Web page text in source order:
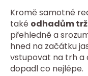
Kromě samotné
také odhadům
přehledně a
hned na začátku
vstupovat na trh a
dopadl co nejlépe.